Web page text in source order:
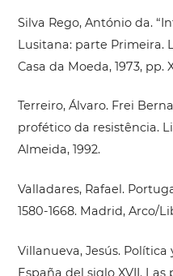
Silva Rego, António da.
Lusitana: parte Primeira.
Casa da Moeda, 1973, pp.
Terreiro, Álvaro. Frei
profético da resistência.
Almeida, 1992.
Valladares, Rafael.
1580-1668. Madrid, Arco/
Villanueva, Jesús.
España del siglo XVII.